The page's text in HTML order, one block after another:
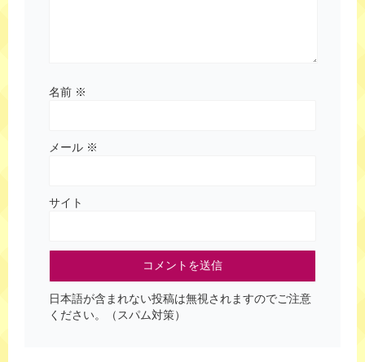
名前 ※
メール ※
サイト
日本語が含まれない投稿は無視されますのでご注意
ください。（スパム対策）